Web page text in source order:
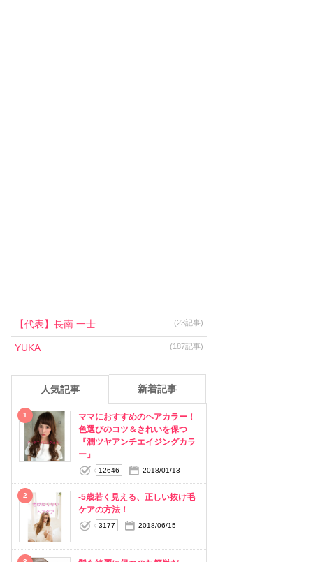
【代表】長南 一士 (23記事)
YUKA (187記事)
人気記事 新着記事
1
ママにおすすめのヘアカラー！
色選びのコツ＆きれいを保つ
『潤ツヤアンチエイジングカラ
ー』
12646 2018/01/13
2
-5歳若く見える、正しい抜け毛
ケアの方法！
3177 2018/06/15